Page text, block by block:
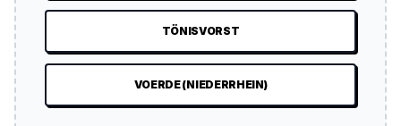
TÖNISVORST
VOERDE (NIEDERRHEIN)